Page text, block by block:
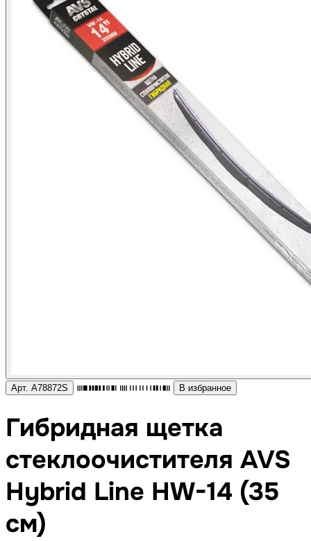
Арт. A78872S В избранное
Гибридная щетка
стеклоочистителя AVS
Hybrid Line HW-14 (35
см)